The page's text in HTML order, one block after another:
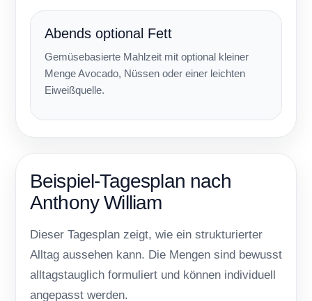
Abends optional Fett
Gemüsebasierte Mahlzeit mit optional kleiner
Menge Avocado, Nüssen oder einer leichten
Eiweißquelle.
Beispiel-Tagesplan nach
Anthony William
Dieser Tagesplan zeigt, wie ein strukturierter
Alltag aussehen kann. Die Mengen sind bewusst
alltagstauglich formuliert und können individuell
angepasst werden.